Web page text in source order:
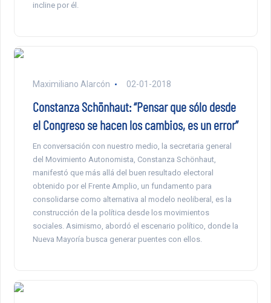
incline por él.
Maximiliano Alarcón 02-01-2018
Constanza Schönhaut: “Pensar que sólo desde
el Congreso se hacen los cambios, es un error”
En conversación con nuestro medio, la secretaria general
del Movimiento Autonomista, Constanza Schönhaut,
manifestó que más allá del buen resultado electoral
obtenido por el Frente Amplio, un fundamento para
consolidarse como alternativa al modelo neoliberal, es la
construcción de la política desde los movimientos
sociales. Asimismo, abordó el escenario político, donde la
Nueva Mayoría busca generar puentes con ellos.